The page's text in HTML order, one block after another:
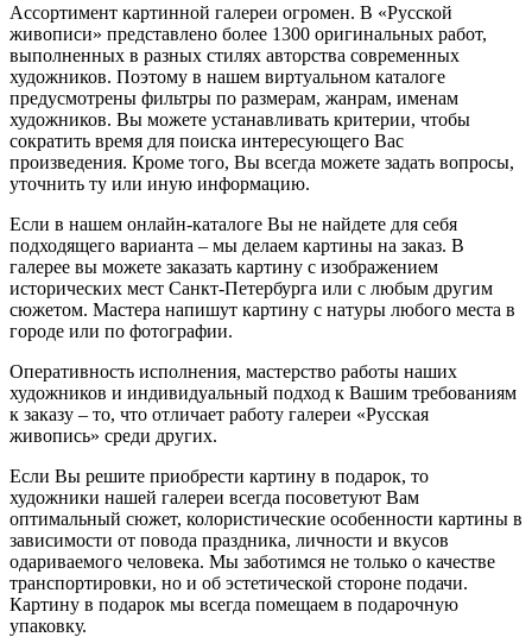
Ассортимент картинной галереи огромен. В «Русской
живописи» представлено более 1300 оригинальных работ,
выполненных в разных стилях авторства современных
художников. Поэтому в нашем виртуальном каталоге
предусмотрены фильтры по размерам, жанрам, именам
художников. Вы можете устанавливать критерии, чтобы
сократить время для поиска интересующего Вас
произведения. Кроме того, Вы всегда можете задать вопросы,
уточнить ту или иную информацию.
Если в нашем онлайн-каталоге Вы не найдете для себя
подходящего варианта – мы делаем картины на заказ. В
галерее вы можете заказать картину с изображением
исторических мест Санкт-Петербурга или с любым другим
сюжетом. Мастера напишут картину с натуры любого места в
городе или по фотографии.
Оперативность исполнения, мастерство работы наших
художников и индивидуальный подход к Вашим требованиям
к заказу – то, что отличает работу галереи «Русская
живопись» среди других.
Если Вы решите приобрести картину в подарок, то
художники нашей галереи всегда посоветуют Вам
оптимальный сюжет, колористические особенности картины в
зависимости от повода праздника, личности и вкусов
одариваемого человека. Мы заботимся не только о качестве
транспортировки, но и об эстетической стороне подачи.
Картину в подарок мы всегда помещаем в подарочную
упаковку.